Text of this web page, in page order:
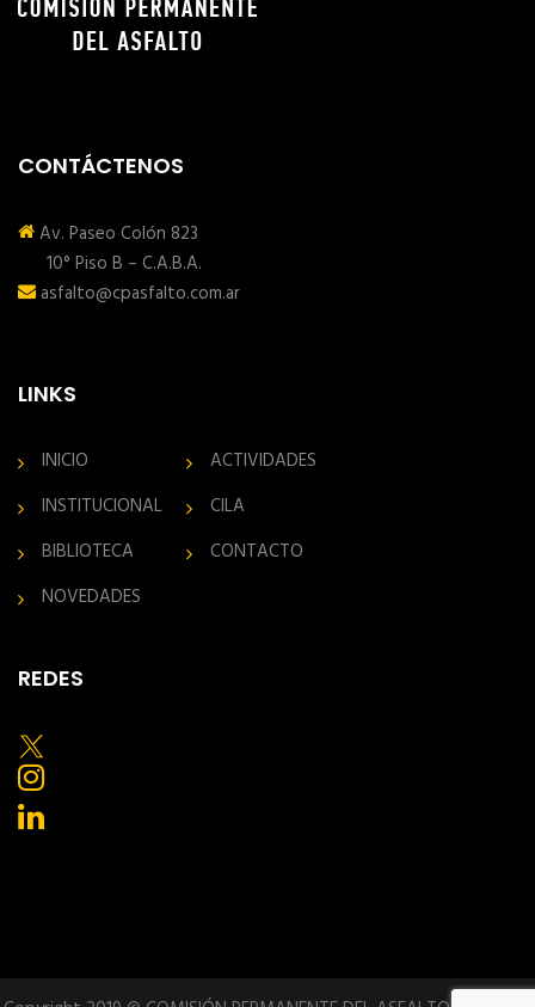
CONTÁCTENOS
Av. Paseo Colón 823
10° Piso B – C.A.B.A.
asfalto@cpasfalto.com.ar
LINKS
INICIO
INSTITUCIONAL
BIBLIOTECA
NOVEDADES
ACTIVIDADES
CILA
CONTACTO
REDES